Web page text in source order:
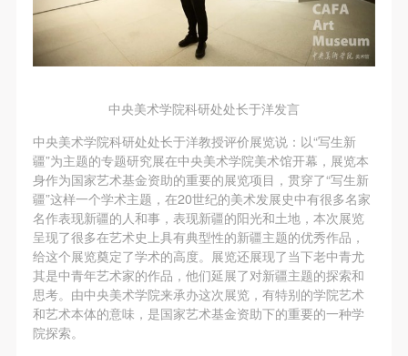
中央美术学院科研处处长于洋发言
中央美术学院科研处处长于洋教授评价展览说：以“写生新
疆”为主题的专题研究展在中央美术学院美术馆开幕，展览本
身作为国家艺术基金资助的重要的展览项目，贯穿了“写生新
疆”这样一个学术主题，在20世纪的美术发展史中有很多名家
名作表现新疆的人和事，表现新疆的阳光和土地，本次展览
呈现了很多在艺术史上具有典型性的新疆主题的优秀作品，
给这个展览奠定了学术的高度。展览还展现了当下老中青尤
其是中青年艺术家的作品，他们延展了对新疆主题的探索和
思考。由中央美术学院来承办这次展览，有特别的学院艺术
和艺术本体的意味，是国家艺术基金资助下的重要的一种学
院探索。
根据《中华人民共和国广告法》、《中华人民共和国
民法通则》以及 最高人民法院关于贯彻执行 《中华
人民共和国民法通则》若干问题的意见（试行）>的
方）的权利义务关系，经双方友好协商，甲乙双方就
带有甲方肖像的作品的使用达成如下一致协议：
一、 一般约定
（1）、甲方为本协议中的肖像权人，自愿将自己的
肖像权许可乙方作符合本协议约定和法律规定的用
途。
（2）、乙方中央美术学院美术馆是一所具有标志
性、专业性、国际化的现代公共美术馆。中央美术学
院美术馆与时代同行，努力塑造一个开放、自由、学
术的空间氛围，竭诚与各单位、企业、机构、艺术家
根据《中华人民共和国广告法》、《中华人民共和国
民法通则》以及 最高人民法院关于贯彻执行 《中华
人民共和国民法通则》若干问题的意见（试行）>的
方）的权利义务关系，经双方友好协商，甲乙双方就
带有甲方肖像的作品的使用达成如下一致协议：
一、 一般约定
（1）、甲方为本协议中的肖像权人，自愿将自己的
肖像权许可乙方作符合本协议约定和法律规定的用
途。
（2）、乙方中央美术学院美术馆是一所具有标志
性、专业性、国际化的现代公共美术馆。中央美术学
院美术馆与时代同行，努力塑造一个开放、自由、学
术的空间氛围，竭诚与各单位、企业、机构、艺术家
根据《中华人民共和国广告法》、《中华人民共和国
民法通则》以及 最高人民法院关于贯彻执行 《中华
人民共和国民法通则》若干问题的意见（试行）>的
方）的权利义务关系，经双方友好协商，甲乙双方就
带有甲方肖像的作品的使用达成如下一致协议：
一、 一般约定
（1）、甲方为本协议中的肖像权人，自愿将自己的
肖像权许可乙方作符合本协议约定和法律规定的用
途。
（2）、乙方中央美术学院美术馆是一所具有标志
性、专业性、国际化的现代公共美术馆。中央美术学
院美术馆与时代同行，努力塑造一个开放、自由、学
术的空间氛围，竭诚与各单位、企业、机构、艺术家